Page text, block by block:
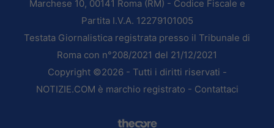
Marchese 10, 00141 Roma (RM) - Codice Fiscale e
Partita I.V.A. 12279101005
Testata Giornalistica registrata presso il Tribunale di
Roma con n°208/2021 del 21/12/2021
Copyright ©2026 - Tutti i diritti riservati -
NOTIZIE.COM è marchio registrato - Contattaci